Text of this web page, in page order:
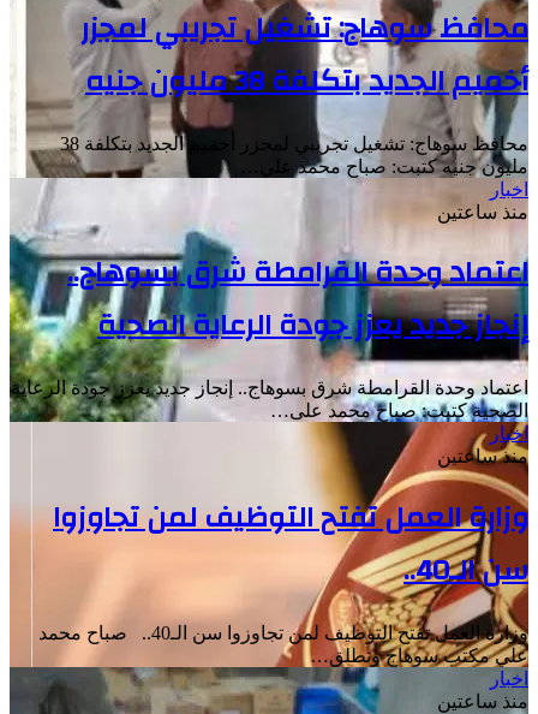
محافظ سوهاج: تشغيل تجريبي لمجزر
أخميم الجديد بتكلفة 38 مليون جنيه
محافظ سوهاج: تشغيل تجريبي لمجزر أخميم الجديد بتكلفة 38
مليون جنيه كتبت: صباح محمد علي…
اخبار
منذ ساعتين
اعتماد وحدة القرامطة شرق بسوهاج..
إنجاز جديد يعزز جودة الرعاية الصحية
اعتماد وحدة القرامطة شرق بسوهاج.. إنجاز جديد يعزز جودة الرعاية
الصحية كتبت: صباح محمد على…
اخبار
منذ ساعتين
وزارة العمل تفتح التوظيف لمن تجاوزوا
سن الـ40..
وزارة العمل تفتح التوظيف لمن تجاوزوا سن الـ40.. صباح محمد
علي مكتب سوهاج وتطلق…
اخبار
منذ ساعتين